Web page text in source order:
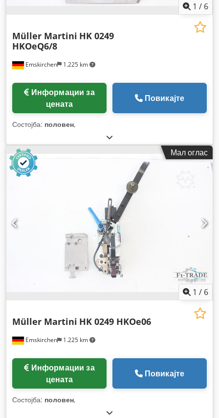
1 / 6
Emskirchen 1.225 km
Müller Martini HK 0249
HKOeQ6/8
цената
Повикајте
Состојба: половен,
Мал оглас
1 / 6
Emskirchen 1.225 km
Müller Martini HK 0249 HKOe06
цената
Повикајте
Состојба: половен,